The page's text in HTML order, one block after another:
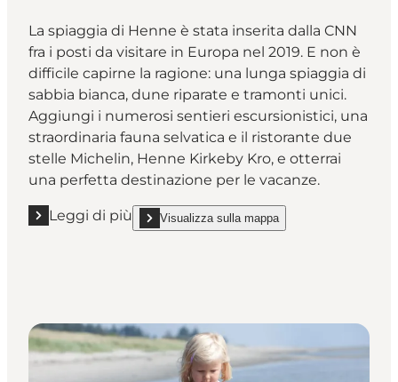
La spiaggia di Henne è stata inserita dalla CNN
fra i posti da visitare in Europa nel 2019. E non è
difficile capirne la ragione: una lunga spiaggia di
sabbia bianca, dune riparate e tramonti unici.
Aggiungi i numerosi sentieri escursionistici, una
straordinaria fauna selvatica e il ristorante due
stelle Michelin, Henne Kirkeby Kro, e otterrai
una perfetta destinazione per le vacanze.
Leggi di più
Leggi di più "La spiaggia di Henne"
Visualizza sulla mappa
show La spiaggia di Henne on_map